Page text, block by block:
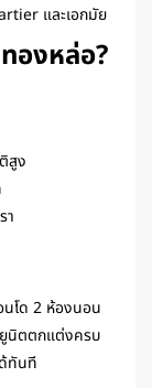
และเอกมัย
องหล่อ?
สูง
า
โด 2 ห้องนอน
ยูนิตตกแต่งครบ
ทันที